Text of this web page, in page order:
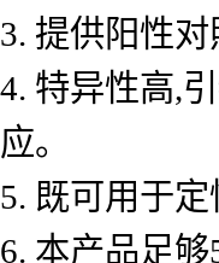
3. 提供阳性
4. 特异性高,
应。
5. 既可用于
6. 本产品足